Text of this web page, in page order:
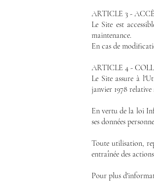
ARTICLE 3 -
Le Site est
maintenance.
En cas de
ARTICLE 4 -
Le Site assure à
janvier 1978
En vertu de la loi
ses données
Toute utilisation,
entraînée des
Pour plus